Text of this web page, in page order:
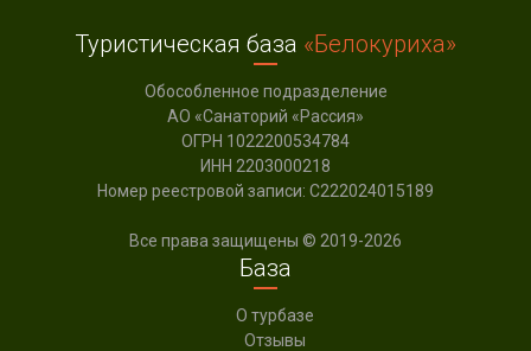
Туристическая база «Белокуриха»
Обособленное подразделение
АО «Санаторий «Рассия»
ОГРН 1022200534784
ИНН 2203000218
Номер реестровой записи: С222024015189
Все права защищены © 2019-2026
База
О турбазе
Отзывы